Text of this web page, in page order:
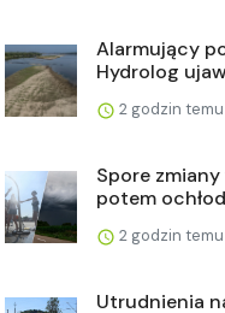
Alarmujący
Hydrolog
2 godzin temu
Spore
potem
2 godzin temu
Utrudnienia